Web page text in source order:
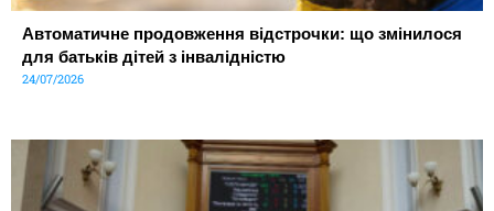
Автоматичне продовження відстрочки: що змінилося
для батьків дітей з інвалідністю
24/07/2026